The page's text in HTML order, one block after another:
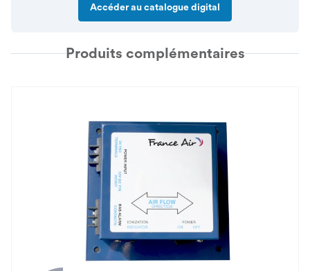
Accéder au catalogue digital
Produits complémentaires